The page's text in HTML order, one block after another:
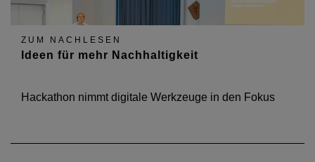
ZUM NACHLESEN
Ideen für mehr Nachhaltigkeit
Hackathon nimmt digitale Werkzeuge in den Fokus